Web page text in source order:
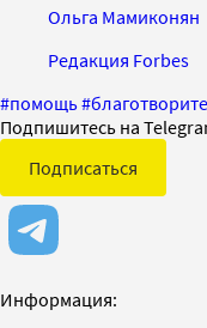
Ольга Мамиконян
Редакция Forbes
#помощь#
Подпишитесь на
Подписаться
Информация: